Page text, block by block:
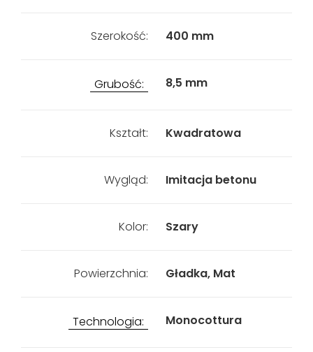
Szerokość: 400 mm
Grubość: 8,5 mm
Kształt: Kwadratowa
Wygląd: Imitacja betonu
Kolor: Szary
Powierzchnia: Gładka, Mat
Technologia: Monocottura